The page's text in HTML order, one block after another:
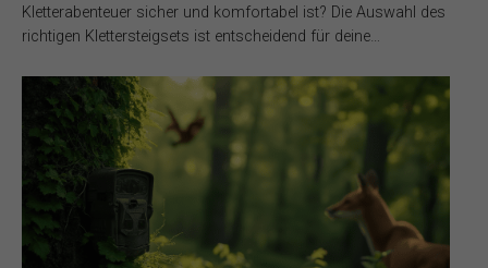
Kletterabenteuer sicher und komfortabel ist? Die Auswahl des
richtigen Klettersteigsets ist entscheidend für deine…